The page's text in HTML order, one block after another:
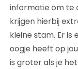
informatie om te
krijgen hierbij
kleine stam. Er is
oogje heeft op
is groter als je